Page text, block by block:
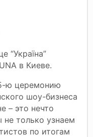
“Україна”
в Киеве.
ю церемонию
шоу-бизнеса
– это нечто
не только узнаем
по итогам